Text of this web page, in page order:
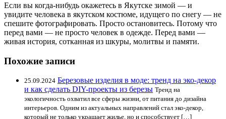
Если вы когда-нибудь окажетесь в Якутске зимой — и
увидите человека в якутском костюме, идущего по снегу — не
спешите фотографировать. Просто остановитесь. Потому что
перед вами — не просто человек в одежде. Перед вами —
живая история, сотканная из шкуры, молитвы и памяти.
Похожие записи
25.09.2024 Березовые изделия в моде: тренд на эко-декор
и как сделать DIY-проекты из березы Тренд на
экологичность охватил все сферы жизни, от питания до дизайна
интерьеров. Одним из актуальных направлений стал эко-декор,
который не только украшает жилье, но и способствует […]